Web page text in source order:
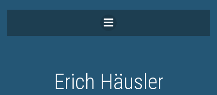
Inhalt
Erich Häusler